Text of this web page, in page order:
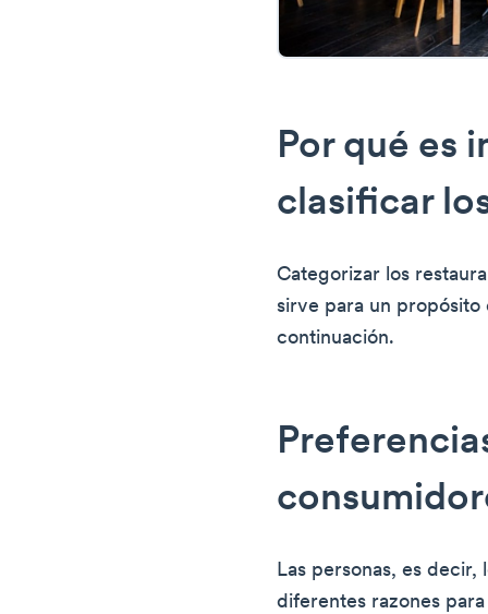
Por qué es
clasificar
Categorizar los
sirve para un propósito
continuación.
Las personas, es decir,
diferentes razones